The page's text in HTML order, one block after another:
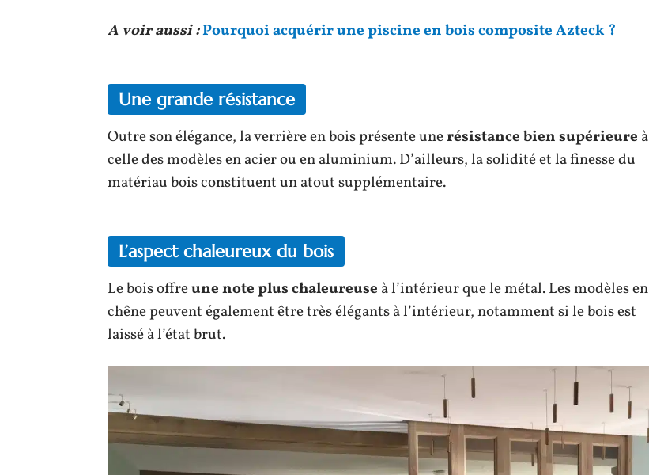
A voir aussi :Pourquoi acquérir une piscine en bois composite Azteck ?
Une grande résistance
Outre son élégance, la verrière en bois présente unerésistance bien supérieure à
celle des modèles en acier ou en aluminium. D’ailleurs, la solidité et la finesse du
matériau bois constituent un atout supplémentaire.
L’aspect chaleureux du bois
Le bois offreune note plus chaleureuse à l’intérieur que le métal. Les modèles en
chêne peuvent également être très élégants à l’intérieur, notamment si le bois est
laissé à l’état brut.